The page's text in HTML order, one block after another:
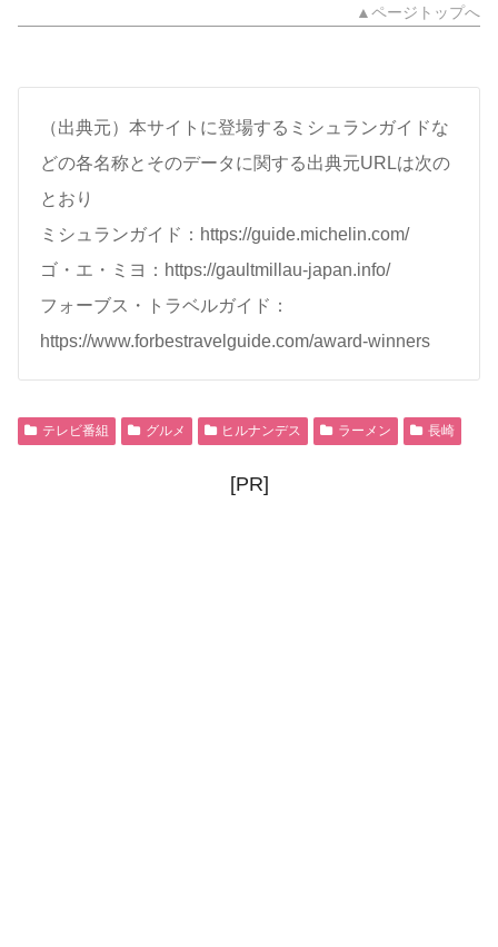
▲ページトップへ
（出典元）本サイトに登場するミシュランガイドな
どの各名称とそのデータに関する出典元URLは次の
とおり
ミシュランガイド：https://guide.michelin.com/
ゴ・エ・ミヨ：https://gaultmillau-japan.info/
フォーブス・トラベルガイド：
https://www.forbestravelguide.com/award-winners
テレビ番組 グルメ ヒルナンデス ラーメン 長崎
[PR]